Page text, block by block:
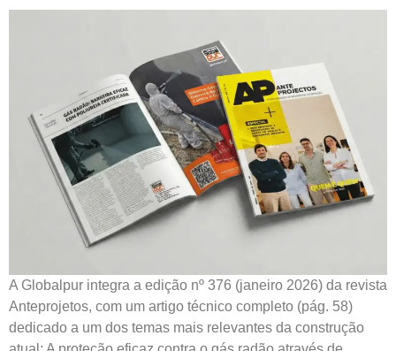
A Globalpur integra a edição nº 376 (janeiro 2026) da revista
Anteprojetos, com um artigo técnico completo (pág. 58)
dedicado a um dos temas mais relevantes da construção